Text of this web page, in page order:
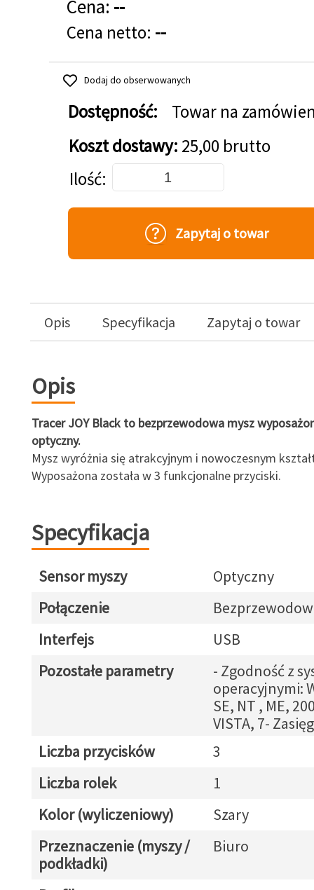
Cena: --
Cena netto: --
Dodaj do obserwowanych
Dostępność:
Towar na
Koszt dostawy: 25,00 brutto
Dodaj do koszyka
Ilość
Zapytaj o towar
Opis Specyfikacja Zapytaj o towar
Opis
Tracer JOY Black to bezprzewodowa mysz
optyczny.
Mysz wyróżnia się atrakcyjnym i nowoczesnym
Wyposażona została w 3 funkcjonalne przyciski.
Specyfikacja
Sensor myszy
Optyczny
Połączenie
Interfejs
USB
Pozostałe parametry
- Zgodność z
operacyjnymi:
SE, NT , ME,
VISTA, 7-
Liczba przycisków
3
Liczba rolek
1
Kolor (wyliczeniowy)
Szary
Przeznaczenie (myszy /
podkładki)
Biuro